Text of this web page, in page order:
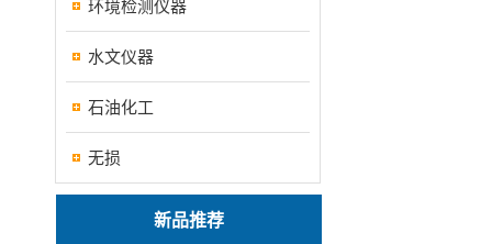
环境检测仪器
水文仪器
石油化工
无损
新品推荐